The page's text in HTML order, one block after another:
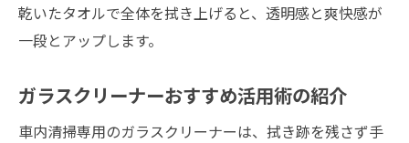
乾いたタオルで全体を拭き上げると、透明感と爽快感が
一段とアップします。
ガラスクリーナーおすすめ活用術の紹介
車内清掃専用のガラスクリーナーは、拭き跡を残さず手